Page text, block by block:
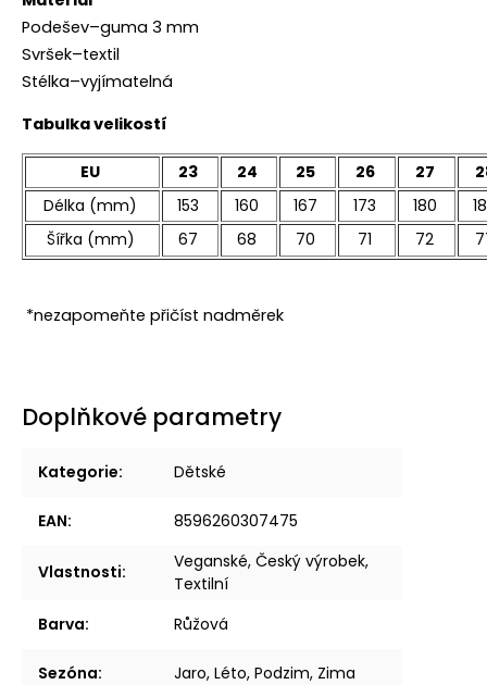
Podešev–guma 3 mm
Svršek–textil
Stélka–vyjímatelná
Tabulka velikostí
EU 23 24 25 26 27
Délka (mm)
153 160 167 173 180
Šířka (mm)
67 68 70 71 72
*nezapomeňte přičíst nadměrek
Doplňkové parametry
Kategorie: Dětské
EAN: 8596260307475
Vlastnosti:
Veganské, Český výrobek,
Textilní
Barva: Růžová
Sezóna: Jaro, Léto, Podzim, Zima